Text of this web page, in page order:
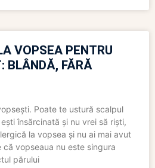
VOPSEA PENTRU
BLÂNDĂ, FĂRĂ
Poate te ustură scalpul
însărcinată și nu vrei să riști,
la vopsea și nu ai mai avut
vopseaua nu este singura
părului